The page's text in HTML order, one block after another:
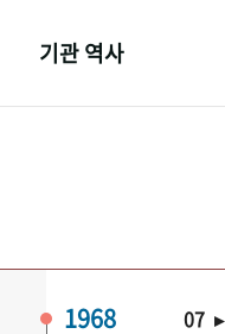
기관 역사
1968 07 ▸